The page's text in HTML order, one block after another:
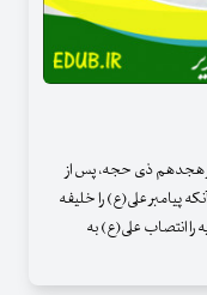
هجدهم ذی حجه، پس از
پیامبر علی(ع) را خلیفه
را انتصاب علی(ع) به